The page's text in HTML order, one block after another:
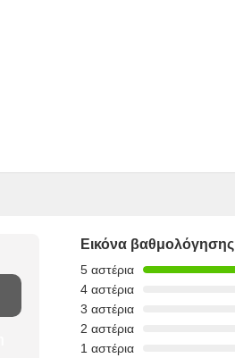
Εικόνα βαθμολόγησης
5 αστέρια
4 αστέρια
3 αστέρια
2 αστέρια
1 αστέρια